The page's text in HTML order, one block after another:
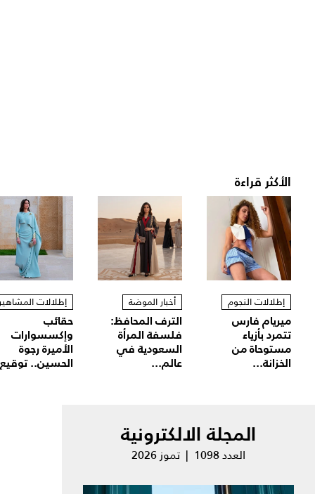
الأكثر قراءة
إطلالات النجوم
ميريام فارس
تتمرد بأزياء
مستوحاة من
الخزانة...
أخبار الموضة
الترف المحافظ:
فلسفة المرأة
السعودية في
عالم...
إطلالات
حقائب
وإكسسوارات
الأميرة رجوة
الحسين..
المجلة الالكترونية
العدد 1098 | تموز 2026